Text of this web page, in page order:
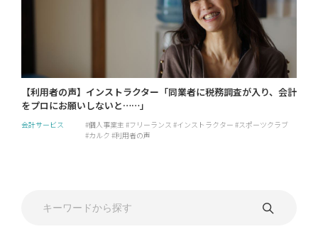
【利用者の声】インストラクター「同業者に税務調査が入り、会計
をプロにお願いしないと……」
会計サービス 個人事業主 フリーランス インストラクター
スポーツクラブ
カルク 利用者の声